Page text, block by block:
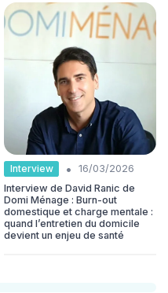
Interview •
16/03/2026
Interview de David Ranic de
Domi Ménage : Burn-out
domestique et charge mentale :
quand l’entretien du domicile
devient un enjeu de santé